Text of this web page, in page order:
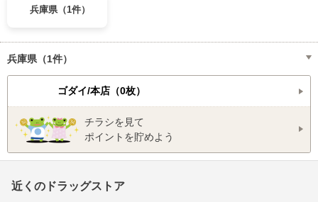
兵庫県（1件）
兵庫県（1件）
ゴダイ/本店（0枚）
チラシを見て
ポイントを貯めよう
近くのドラッグストア